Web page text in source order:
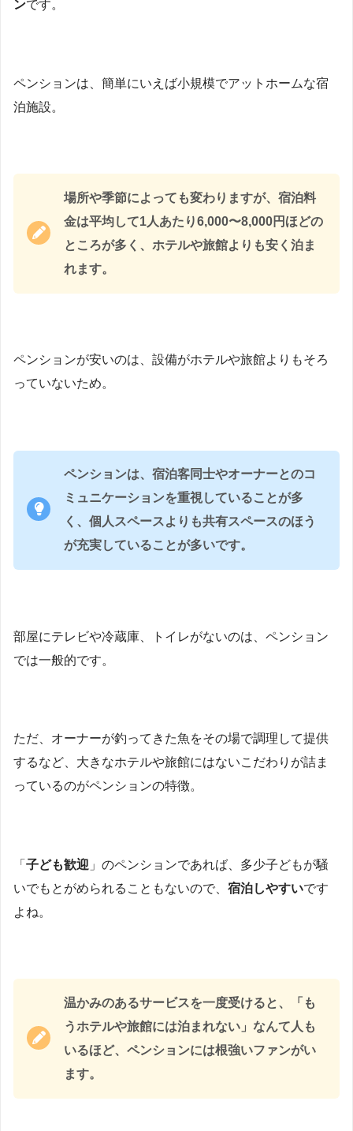
ンです。
ペンションは、簡単にいえば小規模でアットホームな宿
泊施設。
場所や季節によっても変わりますが、宿泊料
金は平均して1人あたり6,000〜8,000円ほどの
ところが多く、ホテルや旅館よりも安く泊ま
れます。
ペンションが安いのは、設備がホテルや旅館よりもそろ
っていないため。
ペンションは、宿泊客同士やオーナーとのコ
ミュニケーションを重視していることが多
く、個人スペースよりも共有スペースのほう
が充実していることが多いです。
部屋にテレビや冷蔵庫、トイレがないのは、ペンション
では一般的です。
ただ、オーナーが釣ってきた魚をその場で調理して提供
するなど、大きなホテルや旅館にはないこだわりが詰ま
っているのがペンションの特徴。
「 子ども歓迎 」のペンションであれば、多少子どもが騒
いでもとがめられることもないので、 宿泊しやすいです
よね。
温かみのあるサービスを一度受けると、「も
うホテルや旅館には泊まれない」なんて人も
いるほど、ペンションには根強いファンがい
ます。